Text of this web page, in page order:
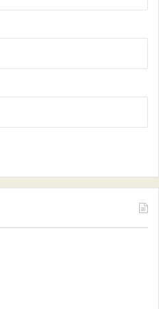
அதனோடு கரியைச் சேர்த்துக்
பேன்ட்டயும் கழட்டிவிட்டு
அவர்கள் கையில் இருந்த சாந்தையே
பார்க்க நின்றிருந்த மணிமொழி மீதும்
இங்கனக்குள்ள வந்து நிக்கிறா பாரு.
புத்தகம் கொடுத்து விட்டு
கேட்டுக் கொண்டிருந்தனர்.